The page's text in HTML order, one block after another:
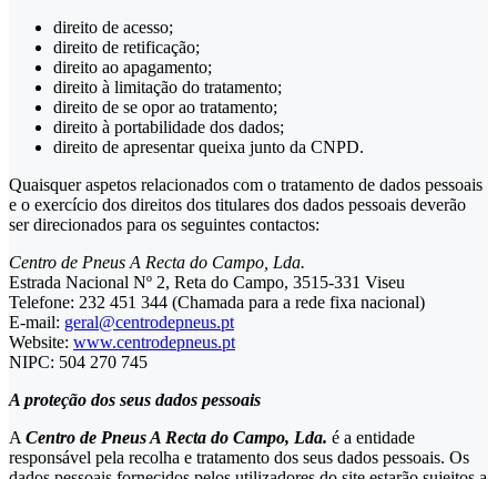
direito de acesso;
direito de retificação;
direito ao apagamento;
direito à limitação do tratamento;
direito de se opor ao tratamento;
direito à portabilidade dos dados;
direito de apresentar queixa junto da CNPD.
Quaisquer aspetos relacionados com o tratamento de dados pessoais
e o exercício dos direitos dos titulares dos dados pessoais deverão
ser direcionados para os seguintes contactos:
Centro de Pneus A Recta do Campo, Lda.
Estrada Nacional Nº 2, Reta do Campo, 3515-331 Viseu
Telefone: 232 451 344 (Chamada para a rede fixa nacional)
E-mail: geral@centrodepneus.pt
Website: www.centrodepneus.pt
NIPC: 504 270 745
A proteção dos seus dados pessoais
A Centro de Pneus A Recta do Campo, Lda. é a entidade
responsável pela recolha e tratamento dos seus dados pessoais. Os